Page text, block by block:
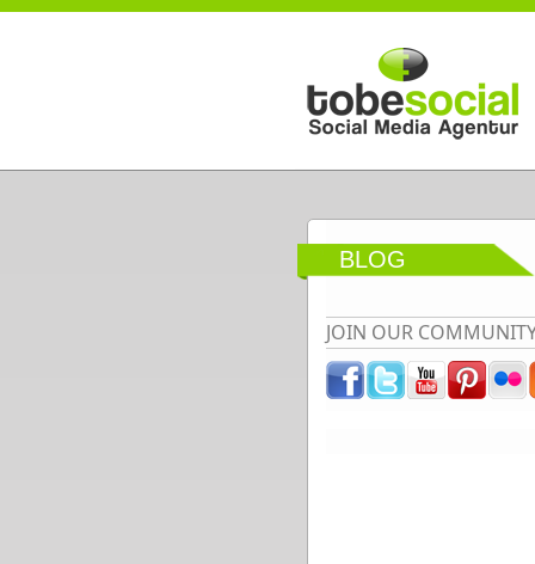
Direkt zum Inhalt
BLOG
JOIN OUR